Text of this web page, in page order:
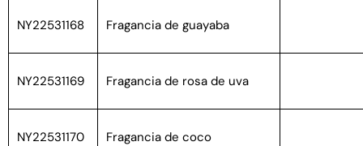
NY22531168 Fragancia de guayaba
NY22531169 Fragancia de rosa de uva
NY22531170 Fragancia de coco